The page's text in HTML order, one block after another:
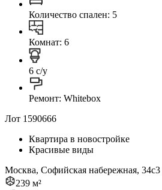
Количество спален: 5
Комнат: 6
6 с/у
Ремонт: Whitebox
Лот 1590666
Квартира в новостройке
Красивые виды
Москва, Софийская набережная, 34с3
239 м²